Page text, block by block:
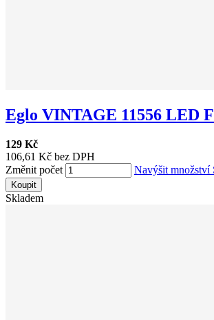
Eglo VINTAGE 11556 LED
129 Kč
106,61 Kč bez DPH
Změnit počet
Navýšit množství
Koupit
Skladem